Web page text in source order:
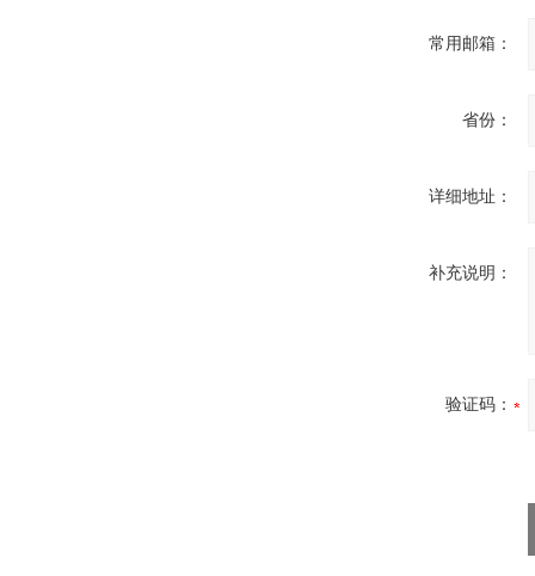
常用邮箱：
省份：
详细地址：
补充说明：
验证码：